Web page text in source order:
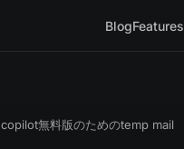
BlogFeatures
無料版のためのtemp mail